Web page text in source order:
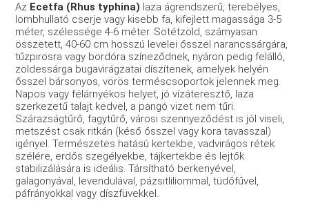
Az Ecetfa (Rhus typhina) laza ágrendszerű, terebélyes,
lombhullató cserje vagy kisebb fa, kifejlett magassága 3-5
méter, szélessége 4-6 méter. Sötétzöld, szárnyasan
összetett, 40-60 cm hosszú levelei ősszel narancssárgára,
tűzpirosra vagy bordóra színeződnek, nyáron pedig felálló,
zöldessárga bugavirágzatai díszítenek, amelyek helyén
ősszel bársonyos, vörös terméscsoportok jelennek meg.
Napos vagy félárnyékos helyet, jó vízáteresztő, laza
szerkezetű talajt kedvel, a pangó vizet nem tűri.
Szárazságtűrő, fagytűrő, városi szennyeződést is jól viseli,
metszést csak ritkán (késő ősszel vagy kora tavasszal)
igényel. Természetes hatású kertekbe, vadvirágos rétek
szélére, erdős szegélyekbe, tájkertekbe és lejtők
stabilizálására is ideális. Társítható berkenyével,
galagonyával, levendulával, pázsitliliommal, tüdőfűvel,
páfrányokkal vagy díszfüvekkel.